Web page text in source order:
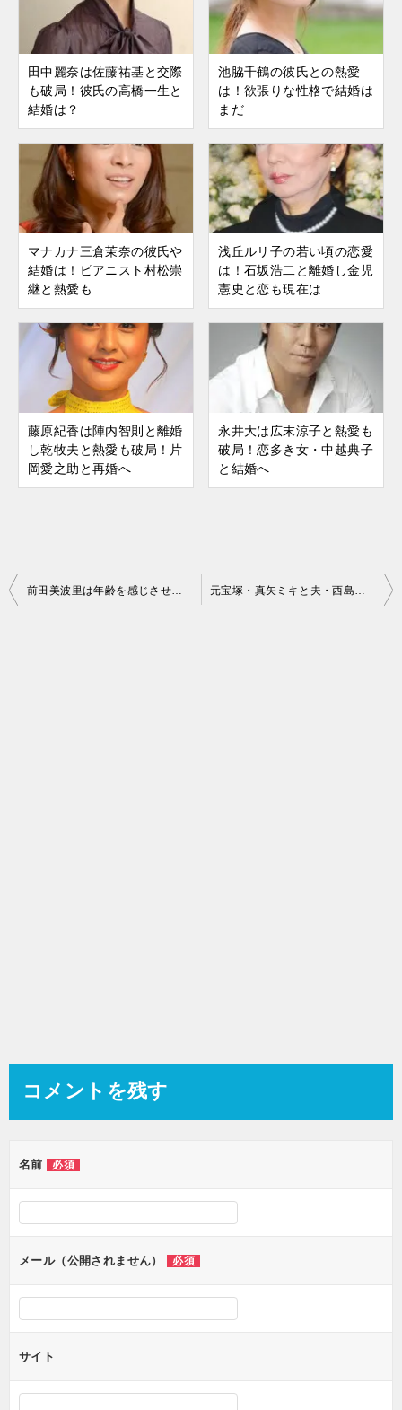
田中麗奈は佐藤祐基と交際
も破局！彼氏の高橋一生と
結婚は？
池脇千鶴の彼氏との熱愛
は！欲張りな性格で結婚は
まだ
マナカナ三倉茉奈の彼氏や
結婚は！ピアニスト村松崇
継と熱愛も
浅丘ルリ子の若い頃の恋愛
は！石坂浩二と離婚し金児
憲史と恋も現在は
藤原紀香は陣内智則と離婚
し乾牧夫と熱愛も破局！片
岡愛之助と再婚へ
永井大は広末涼子と熱愛も
破局！恋多き女・中越典子
と結婚へ
投
前田美波里は年齢を感じさせない美貌！還暦で資生堂CMに起用も 元宝塚・真矢ミキと夫・西島千博の結婚の馴れ初めや子供は
コメントを残す
名前 必須
メール（公開されません） 必須
サイト